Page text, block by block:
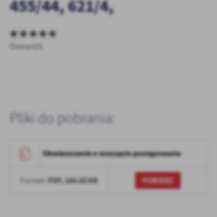
Firmy te działają w charakterze pośredników prezentujących nasze
treści w postaci wiadomości, ofert, komunikatów mediów
455/44, 621/4,
Ocena 0/5
Pliki do pobrania:
Obwieszczenie o wszczęciu postępowania
Format: PDF, 184.83 KB POBIERZ